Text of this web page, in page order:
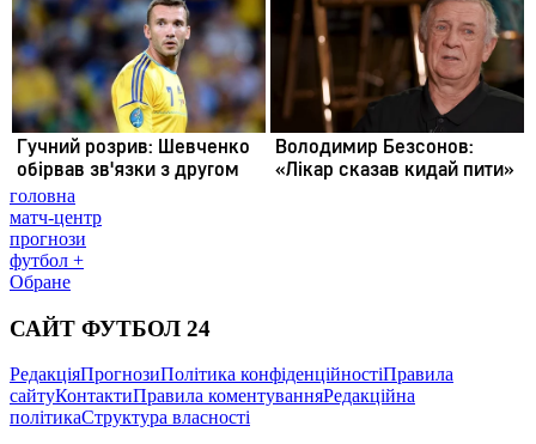
головна
матч-центр
прогнози
футбол +
Обране
САЙТ ФУТБОЛ 24
РедакціяПрогнозиПолітика конфіденційностіПравила
сайтуКонтактиПравила коментуванняРедакційна
політикаСтруктура власності